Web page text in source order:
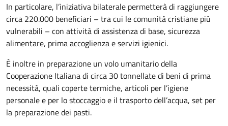
In particolare, l’iniziativa bilaterale permetterà di raggiungere
circa 220.000 beneficiari – tra cui le comunità cristiane più
vulnerabili – con attività di assistenza di base, sicurezza
alimentare, prima accoglienza e servizi igienici.
È inoltre in preparazione un volo umanitario della
Cooperazione Italiana di circa 30 tonnellate di beni di prima
necessità, quali coperte termiche, articoli per l’igiene
personale e per lo stoccaggio e il trasporto dell’acqua, set per
la preparazione dei pasti.